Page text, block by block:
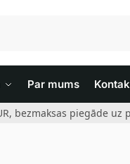
Par mums
bezmaksas piegāde